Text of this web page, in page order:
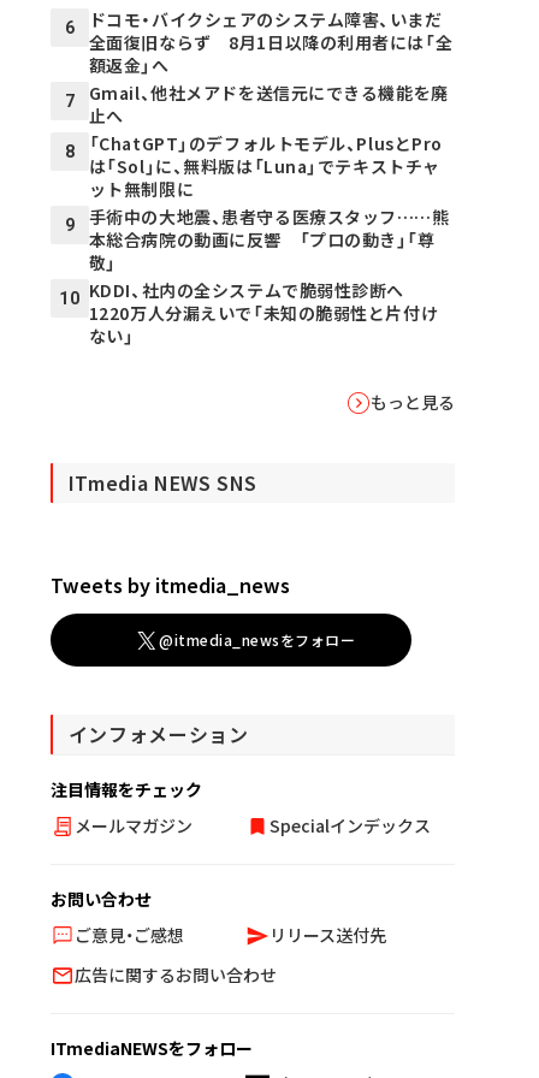
6
ドコモ・バイクシェアのシステム障害、いまだ
全面復旧ならず 8月1日以降の利用者には「全
額返金」へ
7
Gmail、他社メアドを送信元にできる機能を廃
止へ
8
「ChatGPT」のデフォルトモデル、PlusとPro
は「Sol」に、無料版は「Luna」でテキストチャ
ット無制限に
9
手術中の大地震、患者守る医療スタッフ……熊
本総合病院の動画に反響 「プロの動き」「尊
敬」
10 KDDI、社内の全システムで脆弱性診断へ
1220万人分漏えいで「未知の脆弱性と片付け
ない」
もっと見る
ITmedia NEWS SNS
Tweets by itmedia_news
@itmedia_newsをフォロー
インフォメーション
注目情報をチェック
メールマガジン
Specialインデックス
お問い合わせ
ご意見・ご感想
リリース送付先
広告に関するお問い合わせ
ITmediaNEWSをフォロー